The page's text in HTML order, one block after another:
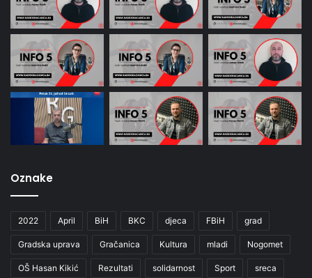
Oznake
2022 April BiH BKC djeca FBiH grad
Gradska uprava Gračanica Kultura mladi Nogomet
OŠ Hasan Kikić Rezultati solidarnost Sport sreca